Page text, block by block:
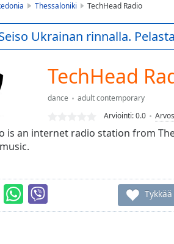
Thessaloniki TechHead Radio
Ukrainan rinnalla.
TechHead
dance
adult contemporary
Arviointi:0.0
is an internet radio station from
Tykkää